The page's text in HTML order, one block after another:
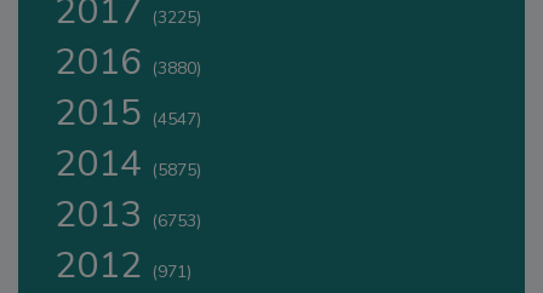
2017 (3225)
2016 (3880)
2015 (4547)
2014 (5875)
2013 (6753)
2012 (971)